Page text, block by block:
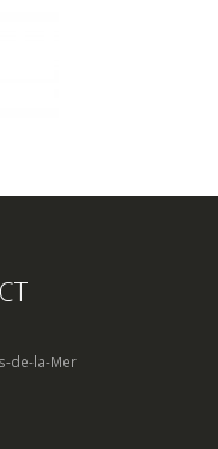
de-la-Mer